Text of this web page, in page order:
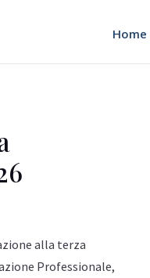
Home
alla terza
Professionale,